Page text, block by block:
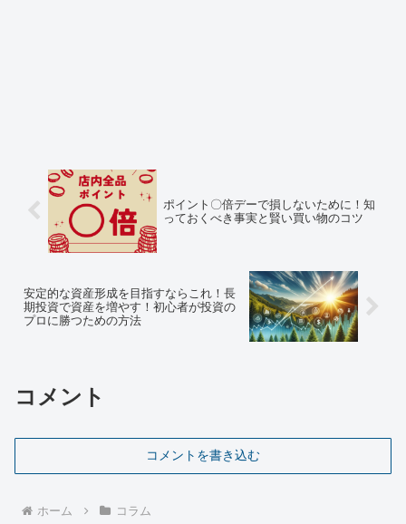
ポイント〇倍デーで損しないために！知
っておくべき事実と賢い買い物のコツ
安定的な資産形成を目指すならこれ！長
期投資で資産を増やす！初心者が投資の
プロに勝つための方法
コメント
コメントを書き込む
ホーム コラム